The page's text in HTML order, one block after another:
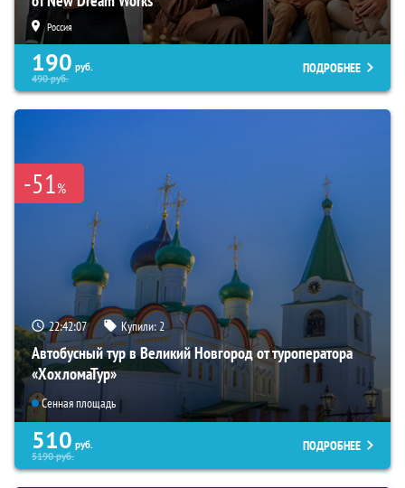
Россия
190 руб.
490руб.
ПОДРОБНЕЕ
-51%
22:42:06 Купили:2
Автобусный тур в Великий Новгород от туроператора
«ХохломаТур»
Сенная площадь
510 руб.
5190руб.
ПОДРОБНЕЕ